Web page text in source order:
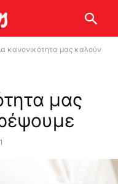
κανονικότητα μας καλούν
μας